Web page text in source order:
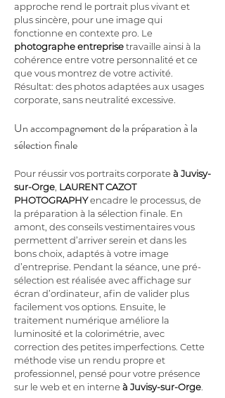
approche rend le portrait plus vivant et
plus sincère, pour une image qui
fonctionne en contexte pro. Le
photographe entreprise travaille ainsi à la
cohérence entre votre personnalité et ce
que vous montrez de votre activité.
Résultat: des photos adaptées aux usages
corporate, sans neutralité excessive.
Un accompagnement de la préparation à la
sélection finale
Pour réussir vos portraits corporate à Juvisy-
sur-Orge LAURENT CAZOT
PHOTOGRAPHY encadre le processus, de
la préparation à la sélection finale. En
amont, des conseils vestimentaires vous
permettent d’arriver serein et dans les
bons choix, adaptés à votre image
d’entreprise. Pendant la séance, une pré-
sélection est réalisée avec affichage sur
écran d’ordinateur, afin de valider plus
facilement vos options. Ensuite, le
traitement numérique améliore la
luminosité et la colorimétrie, avec
correction des petites imperfections. Cette
méthode vise un rendu propre et
professionnel, pensé pour votre présence
sur le web et en interne à Juvisy-sur-Orge